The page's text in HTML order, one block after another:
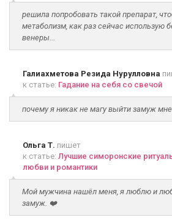
решила попробовать такой препарат,
метаболизм, как раз сейчас использую
венеры...
Галиахметова Резида Нурулловна
к статье: Гадание на себя со свечой
почему я никак не магу выйти замуж
Ольга Т. пишет
к статье: Лучшие симоронские
любви и романтики
Мой мужчина нашёл меня, я люблю и
замуж. ❤️